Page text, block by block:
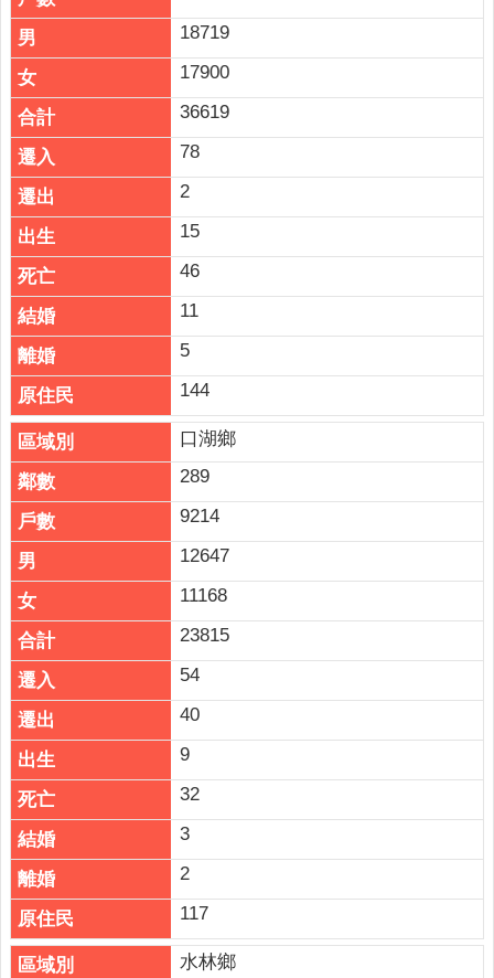
18719
17900
36619
78
2
15
46
11
5
144
口湖鄉
289
9214
12647
11168
23815
54
40
9
32
3
2
117
水林鄉